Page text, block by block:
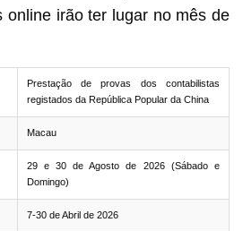
online irão ter lugar no mês de
Prestação de provas dos contabilistas
registados da República Popular da China
Macau
29 e 30 de Agosto de 2026 (Sábado e
Domingo)
7-30 de Abril de 2026